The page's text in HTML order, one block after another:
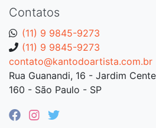
Contatos
(11) 9 9845-9273
(11) 9 9845-9273
contato@kantodoartista.com.br
Rua Guanandi, 16 - Jardim
160 - São Paulo - SP